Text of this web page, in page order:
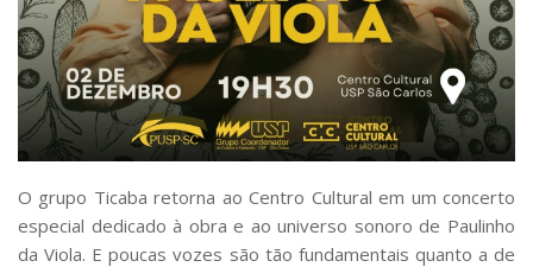
Saúde Mental
Esporte, Arte e Cultura
Resíduos Químicos
Creche e Pré-Escola
Comunicação e Informática
Programas e Ações
Qualidade e Produtividade
O grupo Ticaba retorna ao Centro Cultural em um concerto
especial dedicado à obra e ao universo sonoro de Paulinho
da Viola. E poucas vozes são tão fundamentais quanto a de